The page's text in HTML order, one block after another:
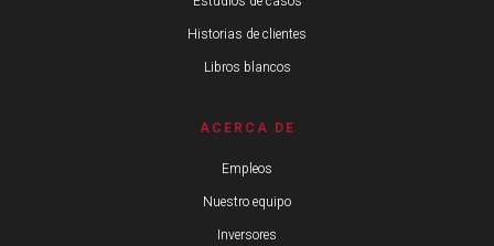
Historias de clientes
Libros blancos
ACERCA DE
Empleos
Nuestro equipo
Inversores